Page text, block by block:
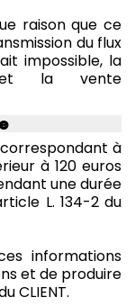
raison que ce
du flux
impossible, la
et la vente
à
à 120 euros
une durée
L. 134-2 du
informations
et de produire
CLIENT.